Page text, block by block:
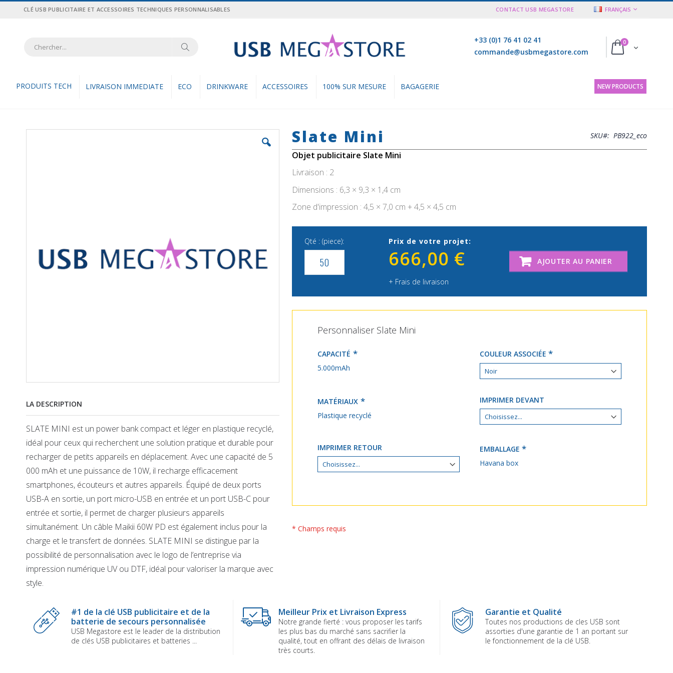
Allez
LANGUEFRANÇAIS
CLÉ USB PUBLICITAIRE ET ACCESSOIRES TECHNIQUES PERSONNALISABLES CONTACT USB MEGASTORE
Cart
0articles
Rechercher
+33 (0)1 76 41 02 41
commande@usbmegastore.com
PRODUITS TECH LIVRAISON IMMEDIATE ECO DRINKWARE ACCESSOIRES 100% SUR MESURE BAGAGERIE NEW PRODUCTS
LA DESCRIPTION
SLATE MINI est un power bank compact et léger en plastique recyclé,
idéal pour ceux qui recherchent une solution pratique et durable pour
recharger de petits appareils en déplacement. Avec une capacité de 5
000 mAh et une puissance de 10W, il recharge efficacement
smartphones, écouteurs et autres appareils. Équipé de deux ports
USB-A en sortie, un port micro-USB en entrée et un port USB-C pour
entrée et sortie, il permet de charger plusieurs appareils
simultanément. Un câble Maikii 60W PD est également inclus pour la
charge et le transfert de données. SLATE MINI se distingue par la
possibilité de personnalisation avec le logo de l’entreprise via
impression numérique UV ou DTF, idéal pour valoriser la marque avec
style.
beginning
Slate Mini SKU PB922_eco
Objet publicitaire Slate Mini
Livraison : 2
Dimensions : 6,3 × 9,3 × 1,4 cm
Zone d'impression : 4,5 × 7,0 cm + 4,5 × 4,5 cm
Qté : (piece): Prix de votre projet:
666,00 €
+ Frais de livraison
AJOUTER AU PANIER
Personnaliser Slate Mini
CAPACITÉ
5.000mAh
COULEUR ASSOCIÉE
MATÉRIAUX
Plastique recyclé
IMPRIMER DEVANT
IMPRIMER RETOUR
EMBALLAGE
Havana box
* Champs requis
#1 de la clé USB publicitaire et de la
batterie de secours personnalisée
USB Megastore est le leader de la distribution
de clés USB publicitaires et batteries ...
Meilleur Prix et Livraison Express
Notre grande fierté : vous proposer les tarifs
les plus bas du marché sans sacrifier la
qualité, tout en offrant des délais de livraison
très courts.
Garantie et Qualité
Toutes nos productions de cles USB sont
assorties d'une garantie de 1 an portant sur
le fonctionnement de la clé USB.